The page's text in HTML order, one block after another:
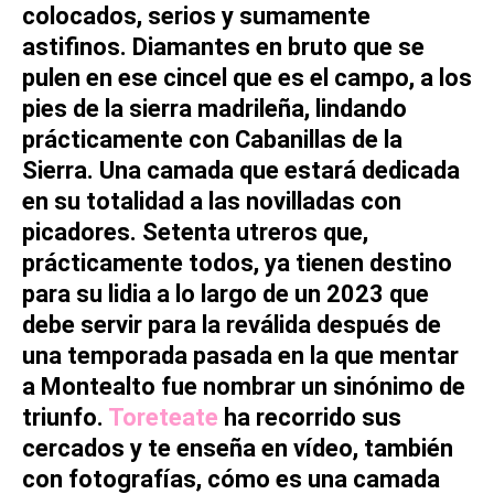
colocados, serios y sumamente
astifinos. Diamantes en bruto que se
pulen en ese cincel que es el campo, a los
pies de la sierra madrileña, lindando
prácticamente con Cabanillas de la
Sierra. Una camada que estará dedicada
en su totalidad a las novilladas con
picadores. Setenta utreros que,
prácticamente todos, ya tienen destino
para su lidia a lo largo de un 2023 que
debe servir para la reválida después de
una temporada pasada en la que mentar
a Montealto fue nombrar un sinónimo de
triunfo. Toreteate ha recorrido sus
cercados y te enseña en vídeo, también
con fotografías, cómo es una camada